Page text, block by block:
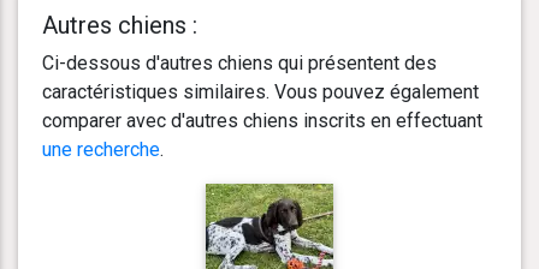
Autres chiens :
Ci-dessous d'autres chiens qui présentent des
caractéristiques similaires. Vous pouvez également
comparer avec d'autres chiens inscrits en effectuant
une recherche.